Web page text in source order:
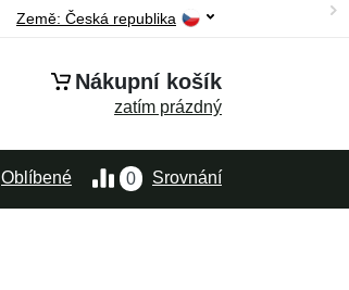
Země: Česká republika
Nákupní košík
zatím prázdný
0 Srovnání
Oblíbené